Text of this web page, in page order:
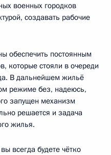
военных городков
создавать рабочие
обеспечить постоянным
которые стояли в очереди
В дальнейшем жильё
режиме без, надеюсь,
запущен механизм
решается и задача
жилья.
всегда будете чётко